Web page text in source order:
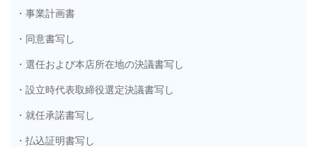
・事業計画書
・同意書写し
・選任および本店所在地の決議書写し
・設立時代表取締役選定決議書写し
・就任承諾書写し
・払込証明書写し